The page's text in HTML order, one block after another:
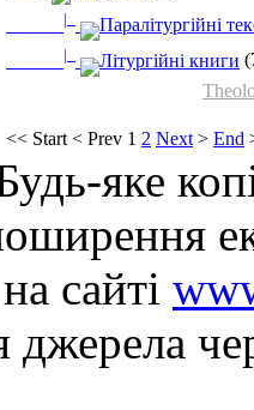
<< Start < Prev 1 2 Next > End
|_ Паралітургійні
|_ Літургійні книги
яке
сайті
джерела